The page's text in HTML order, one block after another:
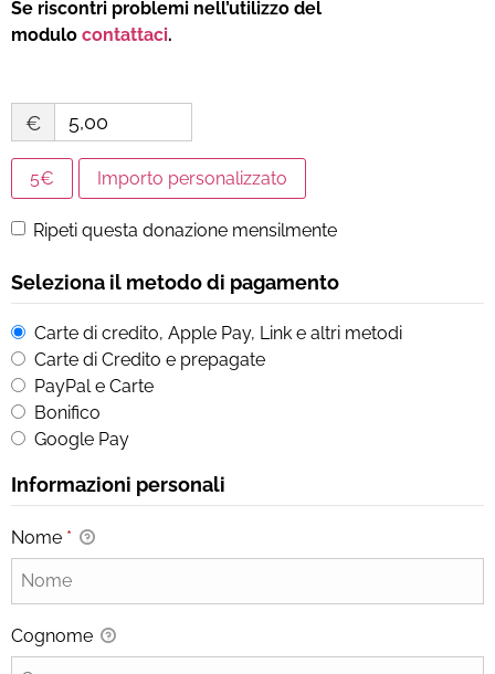
Se riscontri problemi nell’utilizzo del
modulo contattaci.
€
5€ Importo personalizzato
Ripeti questa donazione mensilmente
Seleziona il metodo di pagamento
Carte di credito, Apple Pay, Link e altri metodi
Carte di Credito e prepagate
PayPal e Carte
Bonifico
Google Pay
Informazioni personali
Nome *
Cognome